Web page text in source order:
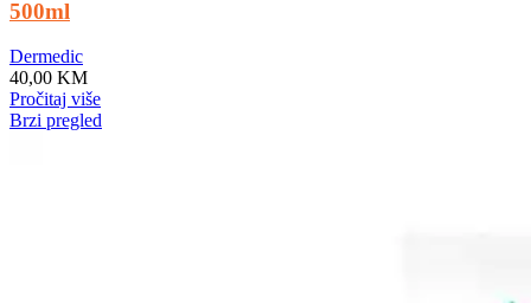
500ml
Dermedic
40,00 KM
Pročitaj više
Brzi pregled